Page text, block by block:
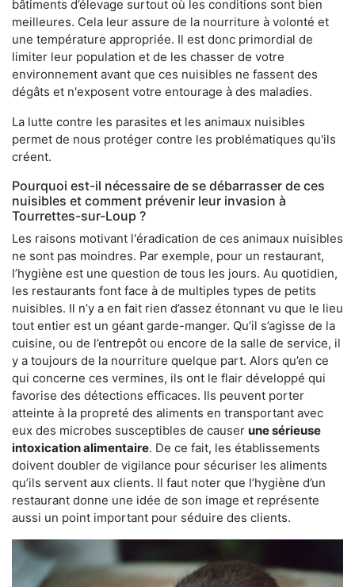
bâtiments d’élevage surtout où les conditions sont bien
meilleures. Cela leur assure de la nourriture à volonté et
une température appropriée. Il est donc primordial de
limiter leur population et de les chasser de votre
environnement avant que ces nuisibles ne fassent des
dégâts et n'exposent votre entourage à des maladies.
La lutte contre les parasites et les animaux nuisibles
permet de nous protéger contre les problématiques qu'ils
créent.
Pourquoi est-il nécessaire de se débarrasser de ces
nuisibles et comment prévenir leur invasion à
Tourrettes-sur-Loup ?
Les raisons motivant l'éradication de ces animaux nuisibles
ne sont pas moindres. Par exemple, pour un restaurant,
l’hygiène est une question de tous les jours. Au quotidien,
les restaurants font face à de multiples types de petits
nuisibles. Il n’y a en fait rien d’assez étonnant vu que le lieu
tout entier est un géant garde-manger. Qu’il s’agisse de la
cuisine, ou de l’entrepôt ou encore de la salle de service, il
y a toujours de la nourriture quelque part. Alors qu’en ce
qui concerne ces vermines, ils ont le flair développé qui
favorise des détections efficaces. Ils peuvent porter
atteinte à la propreté des aliments en transportant avec
eux des microbes susceptibles de causer une sérieuse
intoxication alimentaire. De ce fait, les établissements
doivent doubler de vigilance pour sécuriser les aliments
qu’ils servent aux clients. Il faut noter que l’hygiène d’un
restaurant donne une idée de son image et représente
aussi un point important pour séduire des clients.